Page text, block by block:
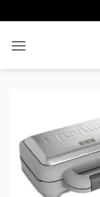
to
content